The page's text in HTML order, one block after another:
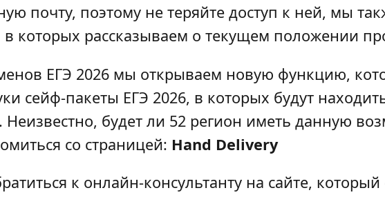
почту, поэтому не теряйте доступ к ней, мы
в которых рассказываем о текущем положении
ЕГЭ 2026 мы открываем новую функцию,
сейф-пакеты ЕГЭ 2026, в которых будут
будет ли 52 регион иметь данную
со страницей: Hand Delivery
к онлайн-консультанту на сайте,